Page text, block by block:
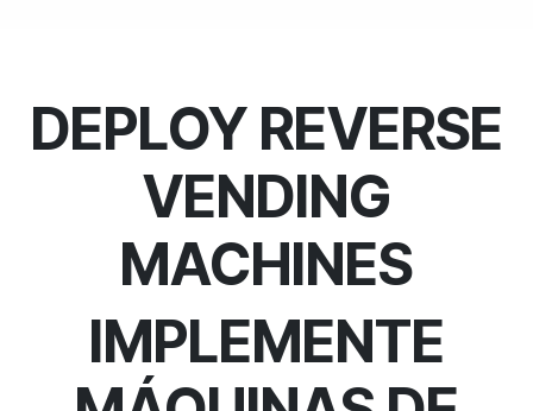
DEPLOY REVERSE
VENDING
MACHINES
IMPLEMENTE